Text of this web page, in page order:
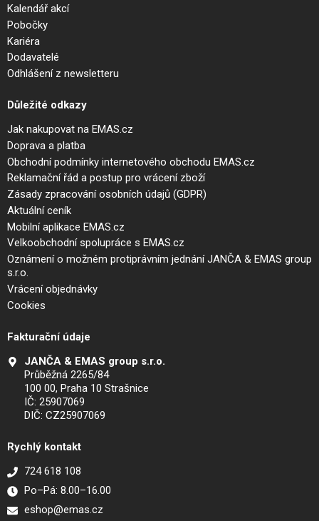
Kalendář akcí
Pobočky
Kariéra
Dodavatelé
Odhlášení z newsletteru
Důležité odkazy
Jak nakupovat na EMAS.cz
Doprava a platba
Obchodní podmínky internetového obchodu EMAS.cz
Reklamační řád a postup pro vrácení zboží
Zásady zpracování osobních údajů (GDPR)
Aktuální ceník
Mobilní aplikace EMAS.cz
Velkoobchodní spolupráce s EMAS.cz
Oznámení o možném protiprávním jednání JANČA & EMAS group
s.r.o.
Vrácení objednávky
Cookies
Fakturační údaje
JANČA & EMAS group s.r.o.
Průběžná 2265/84
100 00, Praha 10 Strašnice
IČ: 25907069
DIČ: CZ25907069
Rychlý kontakt
724 618 108
Po–Pá: 8.00–16.00
eshop@emas.cz